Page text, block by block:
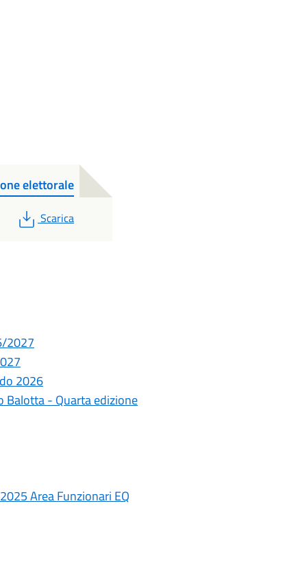
elettorale
PDF
Scarica
2027
2026
Balotta - Quarta edizione
Area Funzionari EQ